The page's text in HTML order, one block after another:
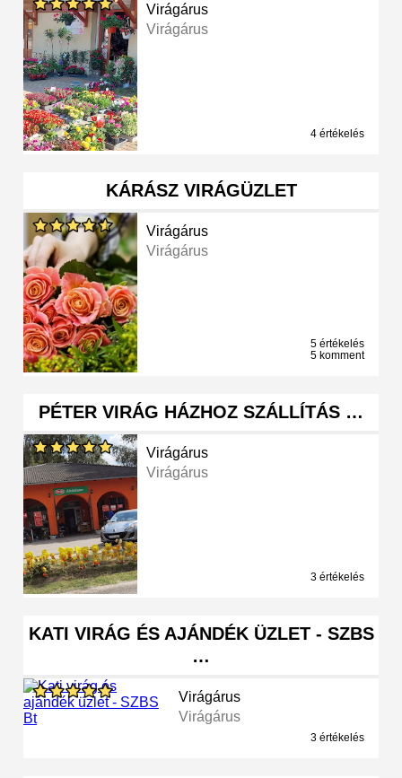
Virágárus
Virágárus
4 értékelés
KÁRÁSZ VIRÁGÜZLET
Virágárus
Virágárus
5 értékelés
5 komment
PÉTER VIRÁG HÁZHOZ SZÁLLÍTÁS …
Virágárus
Virágárus
3 értékelés
KATI VIRÁG ÉS AJÁNDÉK ÜZLET - SZBS
…
Virágárus
Virágárus
3 értékelés